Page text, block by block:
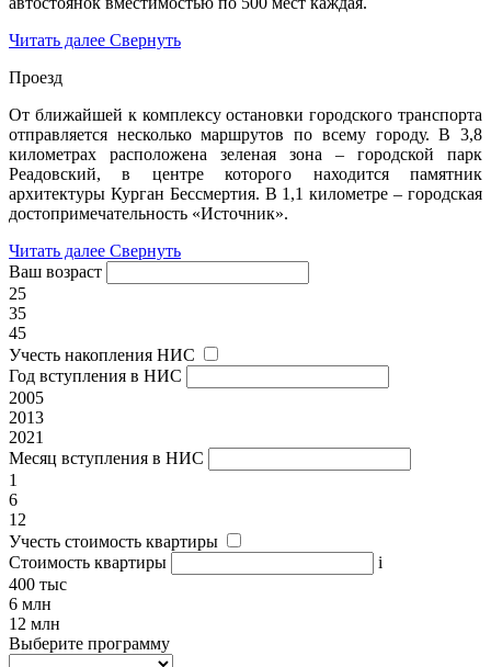
Читать далее Свернуть
Проезд
От ближайшей к комплексу остановки городского транспорта
отправляется несколько маршрутов по всему городу. В 3,8
километрах расположена зеленая зона – городской парк
Реадовский, в центре которого находится памятник
архитектуры Курган Бессмертия. В 1,1 километре – городская
достопримечательность «Источник».
Читать далее Свернуть
Ваш возраст
25
35
45
Учесть накопления НИС
Год вступления в НИС
2005
2013
2021
Месяц вступления в НИС
1
6
12
Учесть стоимость квартиры
Стоимость квартиры
i
400 тыс
6 млн
12 млн
Выберите программу